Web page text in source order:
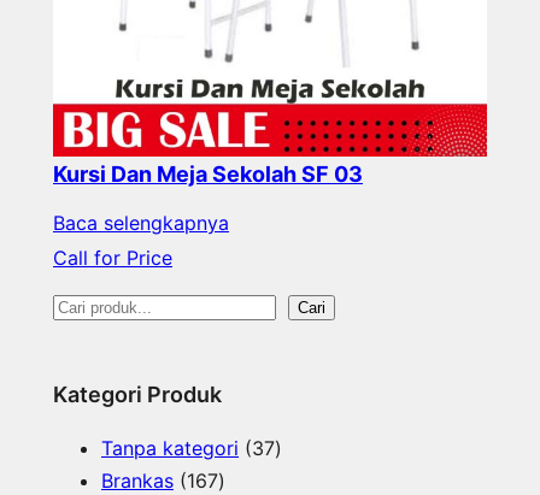
Kursi Dan Meja Sekolah SF 03
Baca selengkapnya
Call for Price
S
a
Cari
Kategori Produk
Tanpa kategori 373
Brankas 1671